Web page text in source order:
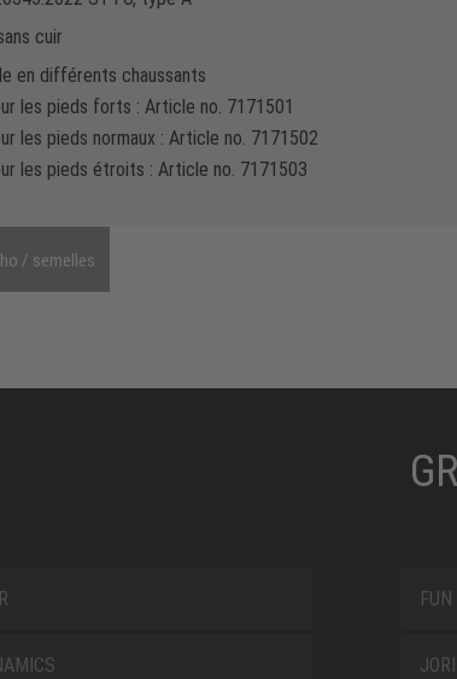
cuir
en différents chaussants
les pieds forts : Article no. 7171501
les pieds normaux : Article no. 7171502
les pieds étroits : Article no. 7171503
/ semelles
FUN